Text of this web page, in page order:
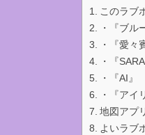
このラブ
・『ブル
・『愛々
・『
・『AI』
・『アイ
地図アプ
よいラブ